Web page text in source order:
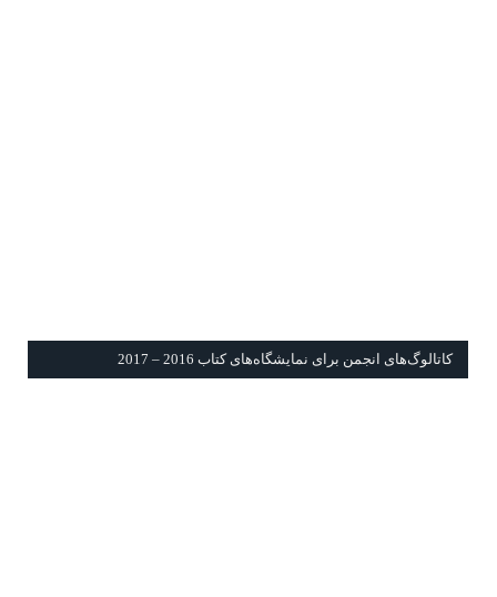
كاتالوگ‌های انجمن برای نمايشگاه‌های كتاب 2016 – 2017